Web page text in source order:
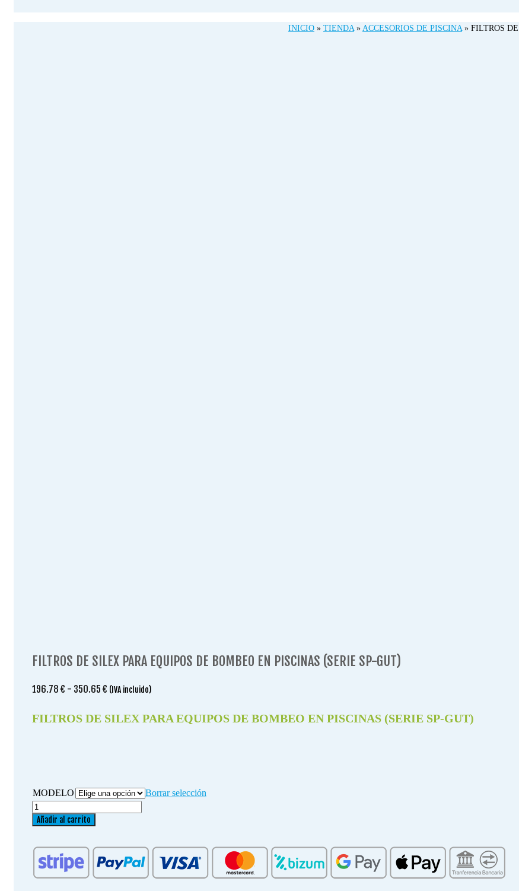
INICIO » TIENDA » ACCESORIOS DE PISCINA » FILTROS
FILTROS DE SILEX PARA EQUIPOS DE BOMBEO EN PISCINAS (SERIE SP-GUT)
196.78 € - 350.65 € Rango
precios:
(IVA incluido)
FILTROS DE SILEX PARA EQUIPOS DE BOMBEO EN PISCINAS (SERIE SP-GUT)
MODELO
Borrar selección
FILTROS
DE
PARA
EQUIPOS
DE
Añadir al carrito